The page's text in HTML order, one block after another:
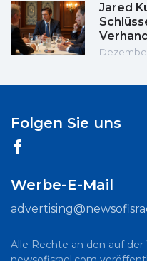
Jared
Folgen Sie uns
Werbe-E-Mail
Alle Rechte an den auf